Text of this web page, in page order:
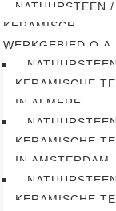
NATUURSTEEN /
KERAMISCH
WERKGEBIED
KERAMISCHE
IN ALMERE
KERAMISCHE
IN AMSTERDAM
KERAMISCHE
GOLD